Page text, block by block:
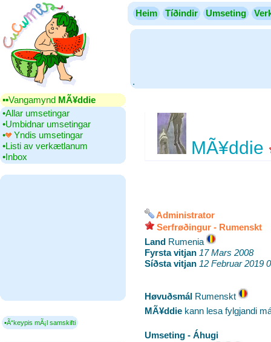
Heim Tíðindir Umseting
.
▪▪‎Vangamynd MÃ¥ddie
•‎Allar umsetingar
•‎Umbidnar umsetingar
•‎
Yndis umsetingar
•‎Listi av verkætlanum
•‎Inbox
▪Ã“keypis mÃ¡l samskifti
MÃ¥ddie
Administrator
Serfrøðingur - Rumenskt
Land ‎Rumenia
Fyrsta vitjan 17 Mars 2008
Síðsta vitjan 12 Februar 2019
Høvuðsmál ‎Rumenskt
MÃ¥ddie kann lesa fylgjandi
Umseting - Áhugi